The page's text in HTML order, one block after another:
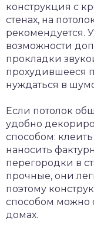
конструкция с
стенах, на
рекомендуется.
возможности
прокладки
прохудившееся
нуждаться в
Если потолок
удобно
способом:
наносить
перегородки в
прочные, они
поэтому
способом можно
домах.